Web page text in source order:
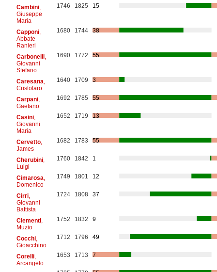
Cambini,
Giuseppe
Maria
1746 1825 15
Capponi,
Abbate
Ranieri
1680 1744 38
Carbonelli,
Giovanni
Stefano
1690 1772 55
Caresana
Cristofaro
1640 1709 3
Carpani,
Gaetano
1692 1785 55
Casini,
Giovanni
Maria
1652 1719 13
Cervetto,
James
1682 1783 55
Cherubini,
Luigi
1760 1842 1
Cimarosa
Domenico
1749 1801 12
Cirri,
Giovanni
Battista
1724 1808 37
Clementi,
Muzio
1752 1832 9
Cocchi,
Gioacchino
1712 1796 49
Corelli,
Arcangelo
1653 1713 7